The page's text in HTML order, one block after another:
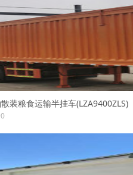
装粮食运输半挂车(LZA9400ZLS)